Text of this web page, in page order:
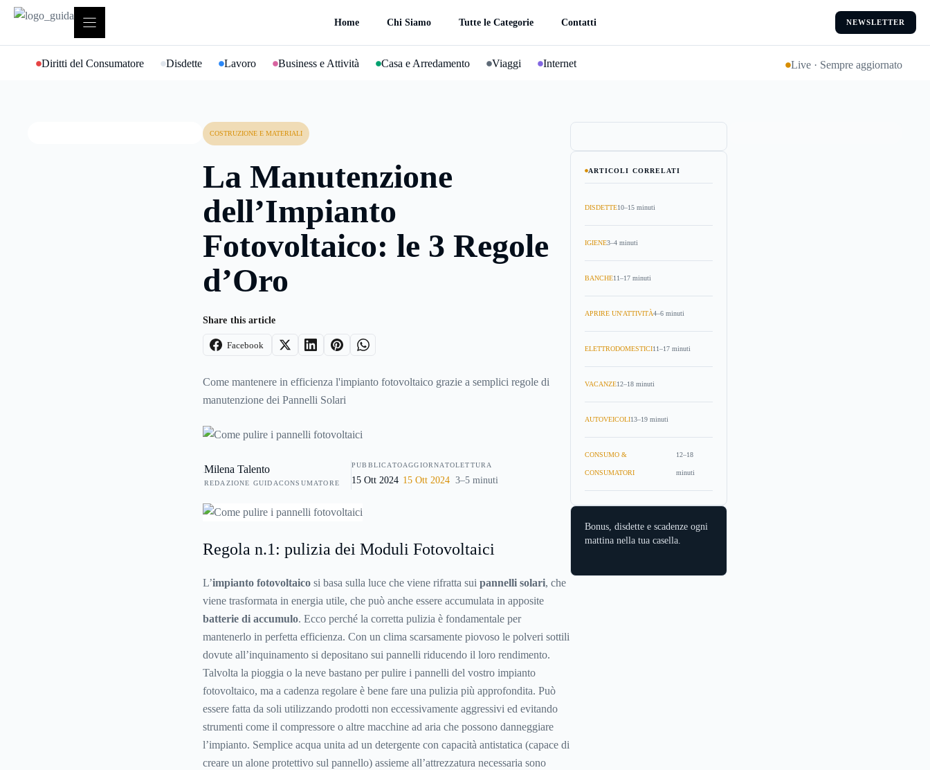
contenuto
Home Chi Siamo Tutte le Categorie Contatti NEWSLETTER
Diritti del Consumatore Disdette Lavoro Business e Attività Casa e Arredamento Viaggi Internet Live · Sempre aggiornato
COSTRUZIONE E MATERIALI
La Manutenzione
dell’Impianto
Fotovoltaico: le 3 Regole
d’Oro
Share this article
Facebook
Come mantenere in efficienza l'impianto fotovoltaico grazie a semplici regole di
manutenzione dei Pannelli Solari
Milena Talento
REDAZIONE GUIDACONSUMATORE
PUBBLICATO
15 Ott 2024
AGGIORNATO
15 Ott 2024
LETTURA
3–5 minuti
Regola n.1: pulizia dei Moduli Fotovoltaici
L’impianto fotovoltaicosi basa sulla luce che viene rifratta sui pannelli solari, che
viene trasformata in energia utile, che può anche essere accumulata in apposite
batterie di accumulo. Ecco perché la corretta pulizia è fondamentale per
mantenerlo in perfetta efficienza. Con un clima scarsamente piovoso le polveri sottili
dovute all’inquinamento si depositano sui pannelli riducendo il loro rendimento.
Talvolta la pioggia o la neve bastano per pulire i pannelli del vostro impianto
fotovoltaico, ma a cadenza regolare è bene fare una pulizia più approfondita. Può
essere fatta da soli utilizzando prodotti non eccessivamente aggressivi ed evitando
strumenti come il compressore o altre macchine ad aria che possono danneggiare
l’impianto. Semplice acqua unita ad un detergente con capacità antistatica (capace di
creare un alone protettivo sul pannello) assieme all’attrezzatura necessaria sono
ARTICOLI CORRELATI
DISDETTE10–15 minuti
IGIENE3–4 minuti
BANCHE11–17 minuti
APRIRE UN'ATTIVITÀ4–6 minuti
ELETTRODOMESTICI11–17 minuti
VACANZE12–18 minuti
AUTOVEICOLI13–19 minuti
CONSUMO &
CONSUMATORI
12–18
minuti
Bonus, disdette e scadenze ogni
mattina nella tua casella.